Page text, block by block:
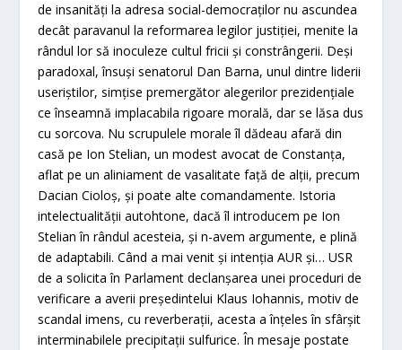
de insanităţi la adresa social-democraţilor nu ascundea
decât paravanul la reformarea legilor justiţiei, menite la
rândul lor să inoculeze cultul fricii şi constrângerii. Deşi
paradoxal, însuşi senatorul Dan Barna, unul dintre liderii
useriştilor, simţise premergător alegerilor prezidenţiale
ce înseamnă implacabila rigoare morală, dar se lăsa dus
cu sorcova. Nu scrupulele morale îl dădeau afară din
casă pe Ion Stelian, un modest avocat de Constanţa,
aflat pe un aliniament de vasalitate faţă de alţii, precum
Dacian Cioloş, şi poate alte comandamente. Istoria
intelectualităţii autohtone, dacă îl introducem pe Ion
Stelian în rândul acesteia, şi n-avem argumente, e plină
de adaptabili. Când a mai venit şi intenţia AUR şi… USR
de a solicita în Parlament declanşarea unei proceduri de
verificare a averii preşedintelui Klaus Iohannis, motiv de
scandal imens, cu reverberaţii, acesta a înţeles în sfârşit
interminabilele precipitaţii sulfurice. În mesaje postate